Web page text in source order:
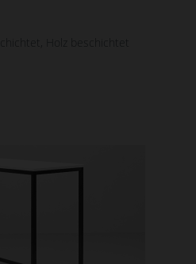
Holz beschichtet